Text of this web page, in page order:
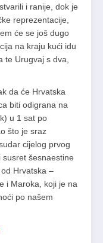
i ranije, dok je
reprezentacije,
će se još dugo
na kraju kući idu
te Urugvaj s dva,
da će Hrvatska
biti odigrana na
u 1 sat po
što je sraz
cijelog prvog
šesnaestine
Hrvatska –
i Maroka, koji je na
po našem